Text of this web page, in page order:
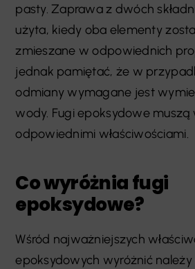
pasty. Zaprawa z dwóch
użyta, kiedy oba elementy
zmieszane w odpowiednich
jednak pamiętać, że w
odmiany wymagane jest
wody. Fugi epoksydowe muszą
odpowiednimi właściwościami.
Co wyróżnia fugi
epoksydowe?
Wśród najważniejszych
epoksydowych wyróżnić